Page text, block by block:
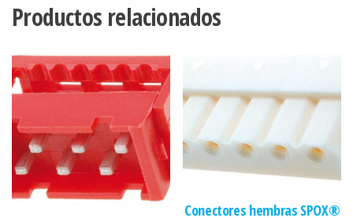
Productos relacionados
Conectores hembras SPOX®